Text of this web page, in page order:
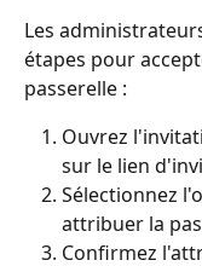
Les
étapes pour
passerelle :
Ouvrez
sur le lien
Sélectionnez
attribuer la
Confirmez